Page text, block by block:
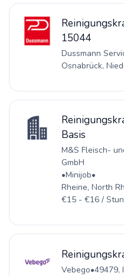
15044
Dussmann
Osnabrück,
Basis
M&S Fleisch-
GmbH
•Minijob•
Rheine, North
€15 - €16 /
Vebego•49479,